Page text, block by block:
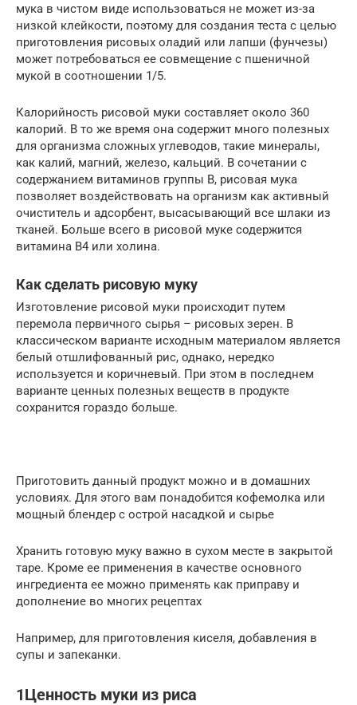
мука в чистом виде использоваться не может из-за
низкой клейкости, поэтому для создания теста с целью
приготовления рисовых оладий или лапши (фунчезы)
может потребоваться ее совмещение с пшеничной
мукой в соотношении 1/5.
Калорийность рисовой муки составляет около 360
калорий. В то же время она содержит много полезных
для организма сложных углеводов, такие минералы,
как калий, магний, железо, кальций. В сочетании с
содержанием витаминов группы В, рисовая мука
позволяет воздействовать на организм как активный
очиститель и адсорбент, высасывающий все шлаки из
тканей. Больше всего в рисовой муке содержится
витамина В4 или холина.
Как сделать рисовую муку
Изготовление рисовой муки происходит путем
перемола первичного сырья – рисовых зерен. В
классическом варианте исходным материалом является
белый отшлифованный рис, однако, нередко
используется и коричневый. При этом в последнем
варианте ценных полезных веществ в продукте
сохранится гораздо больше.
Приготовить данный продукт можно и в домашних
условиях. Для этого вам понадобится кофемолка или
мощный блендер с острой насадкой и сырье
Хранить готовую муку важно в сухом месте в закрытой
таре. Кроме ее применения в качестве основного
ингредиента ее можно применять как приправу и
дополнение во многих рецептах
Например, для приготовления киселя, добавления в
супы и запеканки.
1Ценность муки из риса